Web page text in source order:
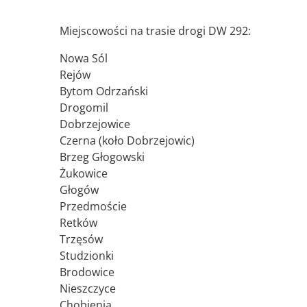
Miejscowości na trasie drogi DW 292:
Nowa Sól
Rejów
Bytom Odrzański
Drogomil
Dobrzejowice
Czerna (koło Dobrzejowic)
Brzeg Głogowski
Żukowice
Głogów
Przedmoście
Retków
Trzęsów
Studzionki
Brodowice
Nieszczyce